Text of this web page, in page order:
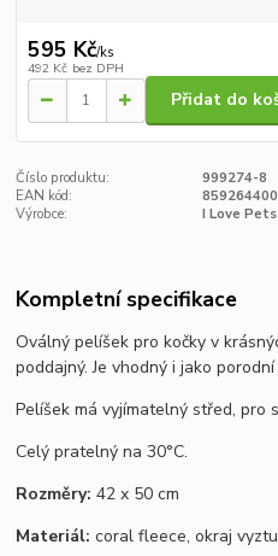
595 Kč/ks
492 Kč bez DPH
Přidat do
Číslo produktu:
999274-8
EAN kód:
Výrobce:
I Love Pets
Kompletní specifikace
Oválný pelíšek pro kočky v
poddajný. Je vhodný i jako
Pelíšek má vyjímatelný střed, pro
Celý pratelný na 30°C.
Rozměry: 42 x 50 cm
Materiál: coral fleece, okraj